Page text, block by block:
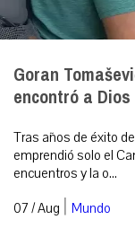
Goran
encontró a
Tras años de éxito
emprendió solo el
encuentros y la o...
07 / Aug | Mundo